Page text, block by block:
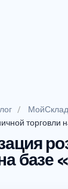
МойСклад
торговли
базе